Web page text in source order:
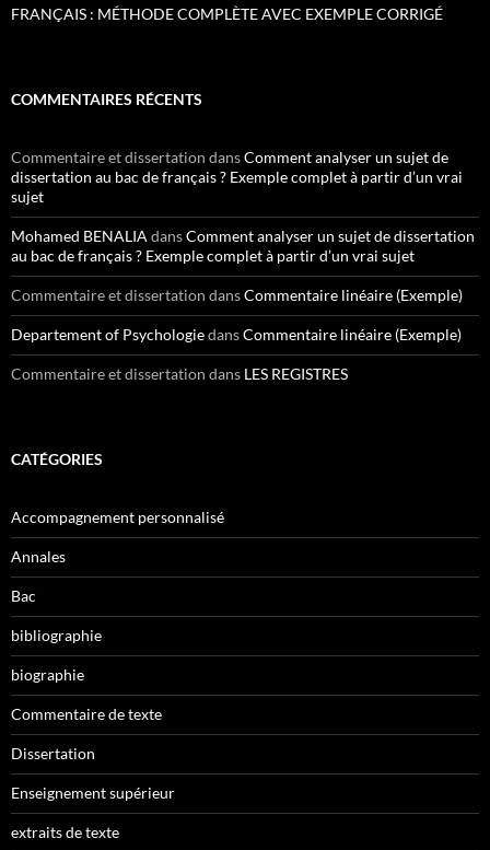
FRANÇAIS : MÉTHODE COMPLÈTE AVEC EXEMPLE CORRIGÉ
COMMENTAIRES RÉCENTS
Commentaire et dissertation dansComment analyser un sujet de
dissertation au bac de français ? Exemple complet à partir d’un vrai
sujet
Mohamed BENALIA dansComment analyser un sujet de dissertation
au bac de français ? Exemple complet à partir d’un vrai sujet
Commentaire et dissertation dansCommentaire linéaire (Exemple)
Departement of PsychologiedansCommentaire linéaire (Exemple)
Commentaire et dissertation dans LES REGISTRES
CATÉGORIES
Accompagnement personnalisé
Annales
Bac
bibliographie
biographie
Commentaire de texte
Dissertation
Enseignement supérieur
extraits de texte